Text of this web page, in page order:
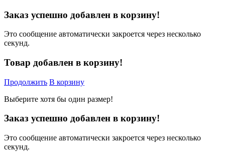
Заказ успешно добавлен в корзину!
Это сообщение автоматически закроется через несколько
секунд.
Товар добавлен в корзину!
Продолжить В корзину
Выберите хотя бы один размер!
Заказ успешно добавлен в корзину!
Это сообщение автоматически закроется через несколько
секунд.